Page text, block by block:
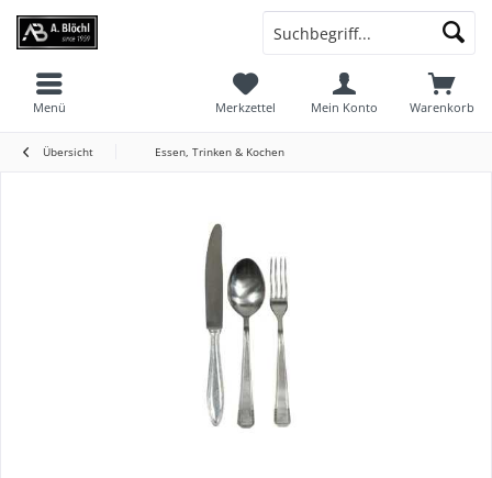
Warenkorb
Merkzettel Mein Konto
Menü
Übersicht Essen, Trinken & Kochen